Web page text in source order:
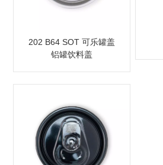
202 B64 SOT 可乐罐盖
铝罐饮料盖